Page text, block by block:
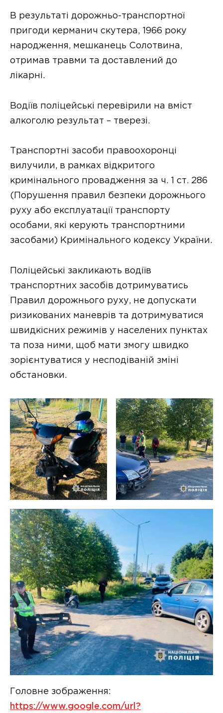
В результаті дорожньо-транспортної
пригоди керманич скутера, 1966 року
народження, мешканець Солотвина,
отримав травми та доставлений до
лікарні.
Водіїв поліцейські перевірили на вміст
алкоголю результат – тверезі.
Транспортні засоби правоохоронці
вилучили, в рамках відкритого
кримінального провадження за ч. 1 ст. 286
(Порушення правил безпеки дорожнього
руху або експлуатації транспорту
особами, які керують транспортними
засобами) Кримінального кодексу України.
Поліцейські закликають водіїв
транспортних засобів дотримуватись
Правил дорожнього руху, не допускати
ризикованих маневрів та дотримуватися
швидкісних режимів у населених пунктах
та поза ними, щоб мати змогу швидко
зорієнтуватися у несподіваній зміні
обстановки.
Головне зображення:
https://www.google.com/url?